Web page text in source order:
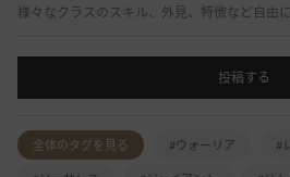
様々なクラスのスキル、外見、特徴など自由
投稿する
全体のタグを見る #ウォーリア
#